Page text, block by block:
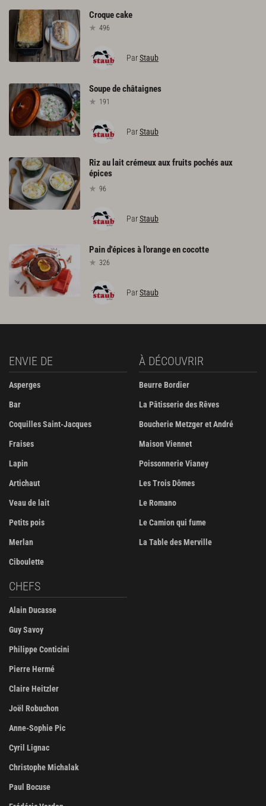
Croquecake
496
ParStaub
Soupedechâtaignes
191
ParStaub
Riz au lait crémeux aux fruits pochés aux
épices
96
ParStaub
Paind'épicesà l'orangeencocotte
326
ParStaub
ENVIE DE
Asperges
Bar
Coquilles Saint-Jacques
Fraises
Lapin
Artichaut
Veau de lait
Petits pois
Merlan
Ciboulette
À DÉCOUVRIR
Beurre Bordier
La Pâtisserie des Rêves
Boucherie Metzger et André
Maison Viennet
Poissonnerie Vianey
Les Trois Dômes
Le Romano
Le Camion qui fume
La Table des Merville
CHEFS
Alain Ducasse
Guy Savoy
Philippe Conticini
Pierre Hermé
Claire Heitzler
Joël Robuchon
Anne-Sophie Pic
Cyril Lignac
Christophe Michalak
Paul Bocuse